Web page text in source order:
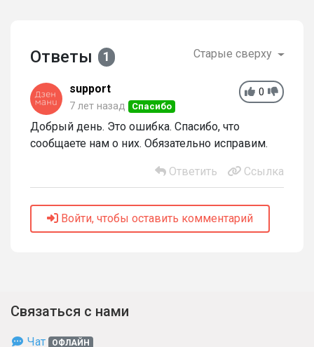
Ответы 1 Старые сверху
0
support
7 лет назад Спасибо
Добрый день. Это ошибка. Спасибо, что
сообщаете нам о них. Обязательно исправим.
Ответить Ссылка
Войти, чтобы оставить комментарий
Связаться с нами
Чат ОФЛАЙН